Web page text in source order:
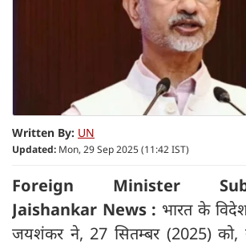
Written By: UN
Updated: Mon, 29 Sep 2025 (11:42 IST)
Foreign Minister
Jaishankar News : भारत के
जयशंकर ने, 27 सितम्बर (2025)